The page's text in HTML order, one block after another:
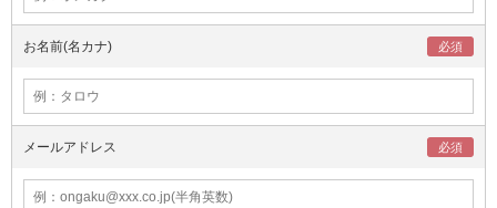
お名前(名カナ)
メールアドレス